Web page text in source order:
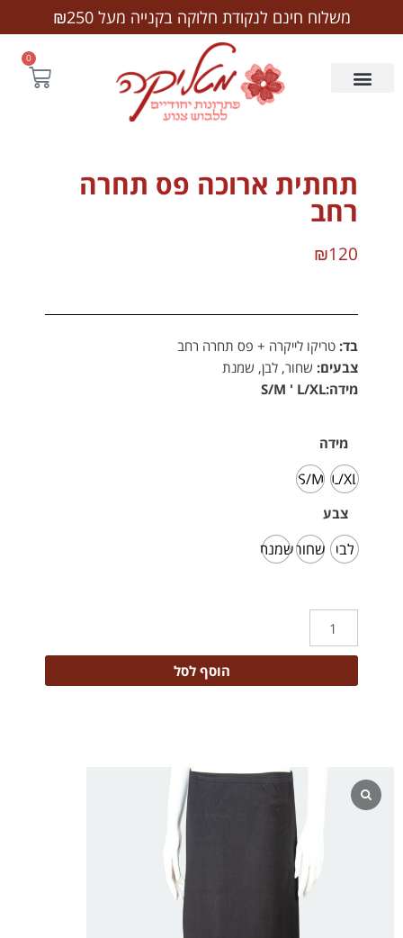
משלוח חינם לנקודת חלוקה בקנייה מעל ₪250
0
תחתית ארוכה פס תחרה
רחב
₪120
בד: טריקו לייקרה + פס תחרה רחב
צבעים: שחור, לבן, שמנת
מידה:S/M ' L/XL
מידה
L/XL
S/M
צבע
לבן שחורשמנת
הוסף לסל